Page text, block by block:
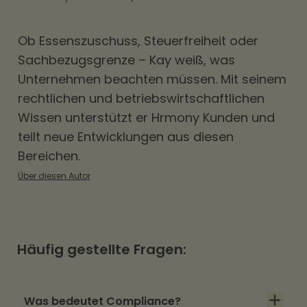
Ob Essenszuschuss, Steuerfreiheit oder
Sachbezugsgrenze – Kay weiß, was
Unternehmen beachten müssen. Mit seinem
rechtlichen und betriebswirtschaftlichen
Wissen unterstützt er Hrmony Kunden und
teilt neue Entwicklungen aus diesen
Bereichen.
Über diesen Autor
Häufig gestellte Fragen:
Was bedeutet Compliance?